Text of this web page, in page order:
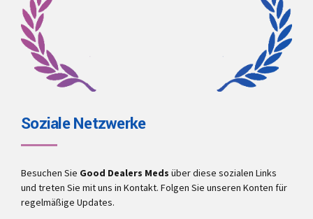
Soziale Netzwerke
Besuchen Sie Good Dealers Meds über diese sozialen Links
und treten Sie mit uns in Kontakt. Folgen Sie unseren Konten für
regelmäßige Updates.